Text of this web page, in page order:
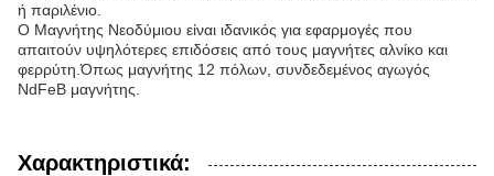
ή παριλένιο.
Ο Μαγνήτης Νεοδύμιου είναι ιδανικός για εφαρμογές που
απαιτούν υψηλότερες επιδόσεις από τους μαγνήτες αλνίκο και
φερρύτη.Όπως μαγνήτης 12 πόλων, συνδεδεμένος αγωγός
NdFeB μαγνήτης.
Χαρακτηριστικά: